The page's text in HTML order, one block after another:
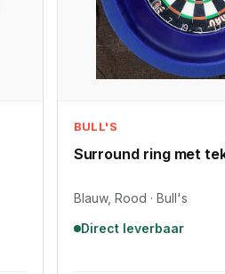
BULL'S
Surround ring met
Blauw, Rood · Bull's
Direct leverbaar